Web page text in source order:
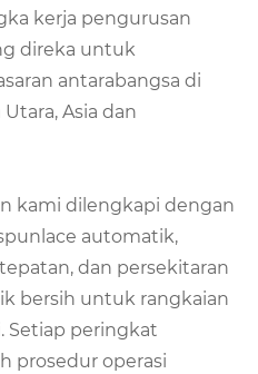
kerja pengurusan
direka untuk
antarabangsa di
Asia dan
kami dilengkapi dengan
automatik,
dan persekitaran
bersih untuk rangkaian
Setiap peringkat
prosedur operasi